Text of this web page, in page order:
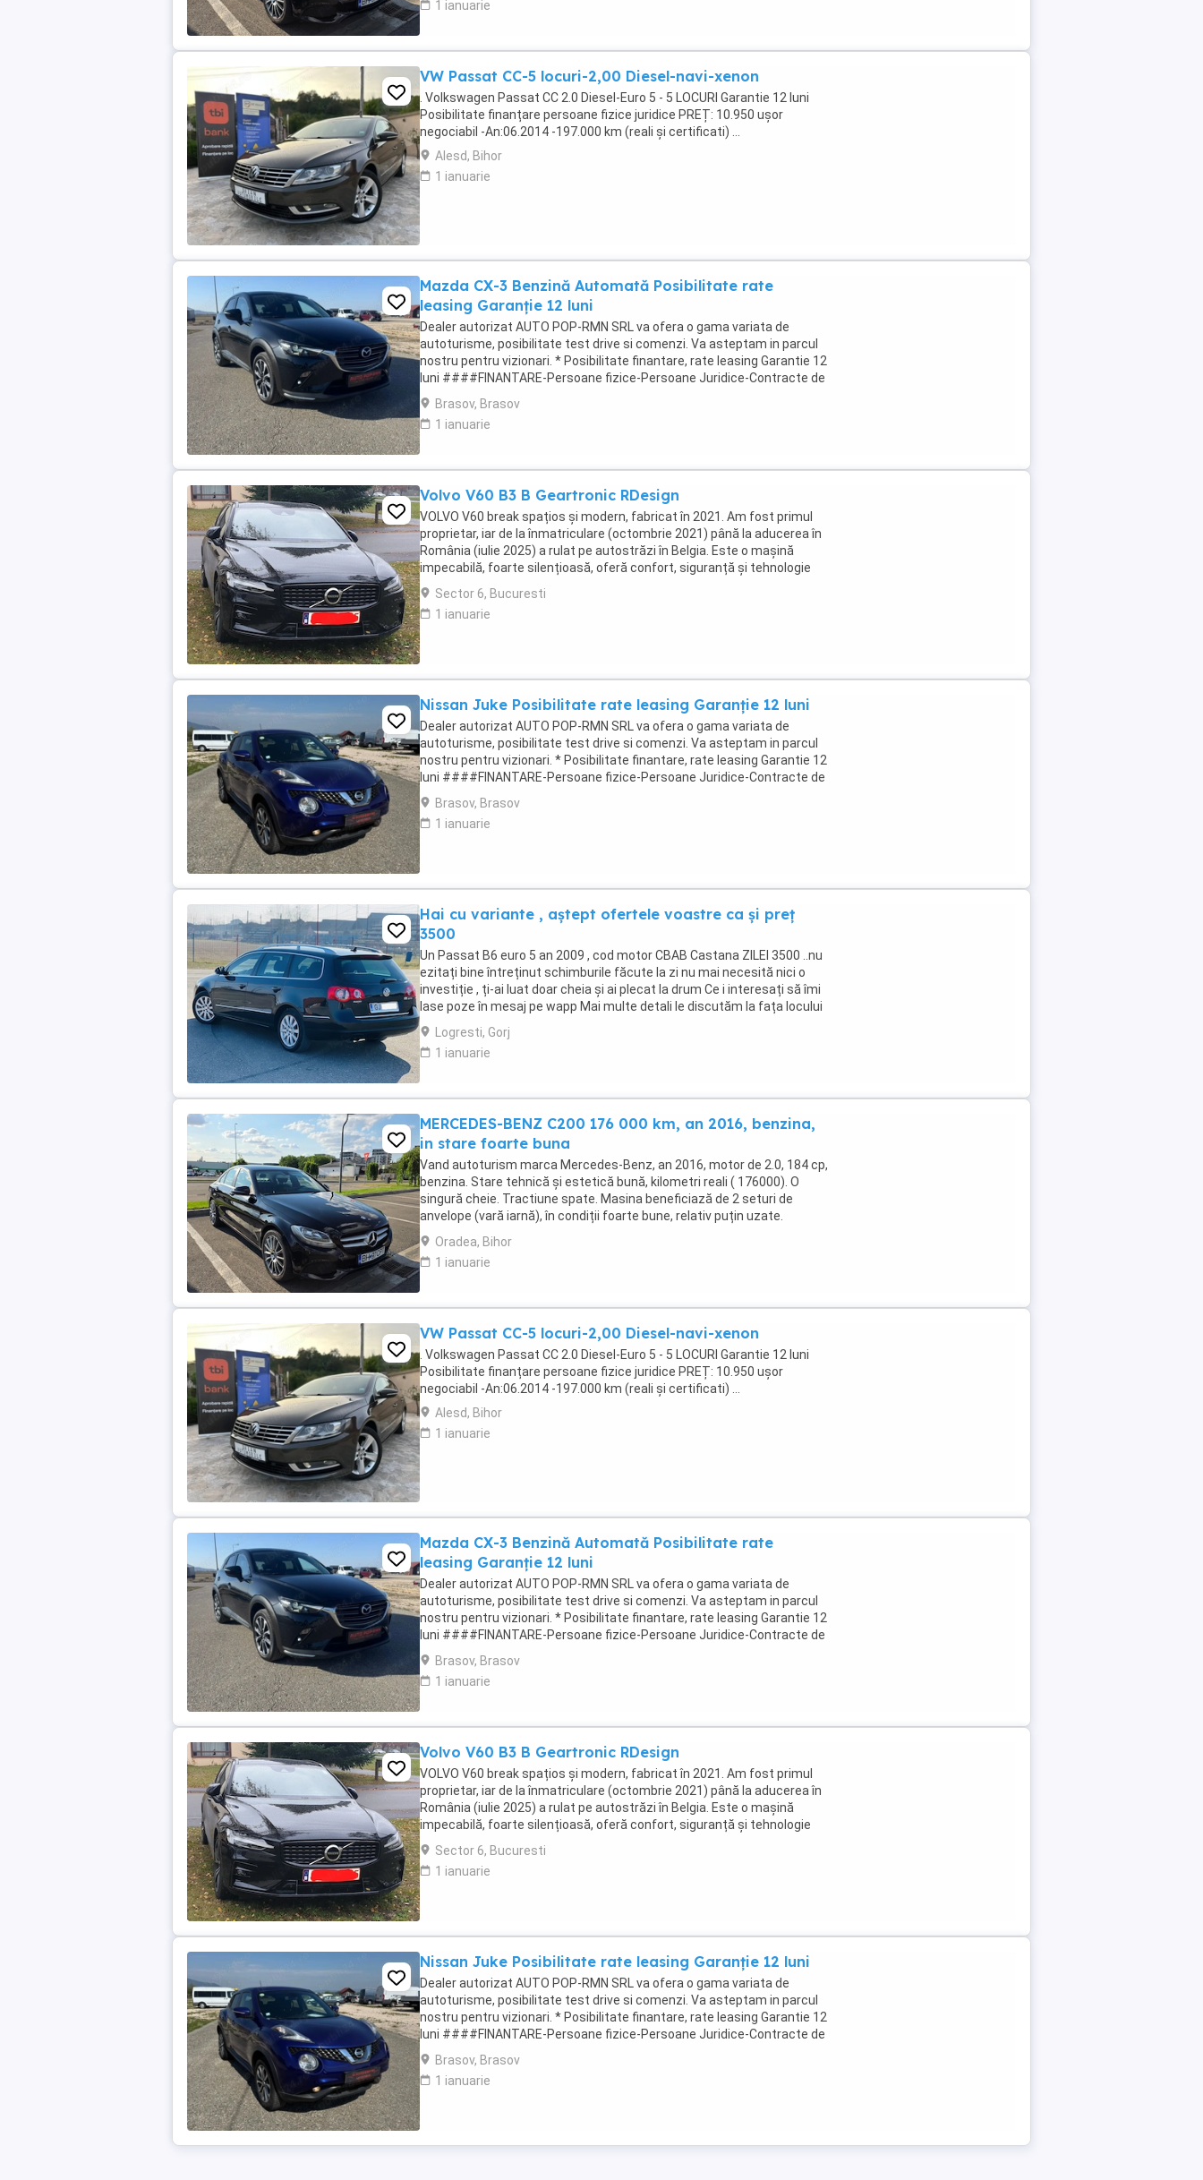
1 ianuarie
VW Passat CC-5 locuri-2,00 Diesel-navi-xenon
. Volkswagen Passat CC 2.0 Diesel-Euro 5 - 5 LOCURI Garantie 12 luni
Posibilitate finanțare persoane fizice juridice PREȚ: 10.950 ușor
negociabil -An:06.2014 -197.000 km (reali și certificati) ...
Alesd, Bihor
1 ianuarie
Mazda CX-3 Benzină Automată Posibilitate rate
leasing Garanție 12 luni
Dealer autorizat AUTO POP-RMN SRL va ofera o gama variata de
autoturisme, posibilitate test drive si comenzi. Va asteptam in parcul
nostru pentru vizionari. * Posibilitate finantare, rate leasing Garantie 12
luni ####FINANTARE-Persoane fizice-Persoane Juridice-Contracte de
munca in strainatate### ...
Brasov, Brasov
1 ianuarie
Volvo V60 B3 B Geartronic RDesign
VOLVO V60 break spațios și modern, fabricat în 2021. Am fost primul
proprietar, iar de la înmatriculare (octombrie 2021) până la aducerea în
România (iulie 2025) a rulat pe autostrăzi în Belgia. Este o mașină
impecabilă, foarte silențioasă, oferă confort, siguranță și tehnologie
avansată. Modelul ...
Sector 6, Bucuresti
1 ianuarie
Nissan Juke Posibilitate rate leasing Garanție 12 luni
Dealer autorizat AUTO POP-RMN SRL va ofera o gama variata de
autoturisme, posibilitate test drive si comenzi. Va asteptam in parcul
nostru pentru vizionari. * Posibilitate finantare, rate leasing Garantie 12
luni ####FINANTARE-Persoane fizice-Persoane Juridice-Contracte de
munca in strainatate###Posibilitate ...
Brasov, Brasov
1 ianuarie
Hai cu variante , aștept ofertele voastre ca și preț
3500
Un Passat B6 euro 5 an 2009 , cod motor CBAB Castana ZILEI 3500 ..nu
ezitați bine întreținut schimburile făcute la zi nu mai necesită nici o
investiție , ți-ai luat doar cheia și ai plecat la drum Ce i interesați să îmi
lase poze în mesaj pe wapp Mai multe detali le discutăm la fața locului
...
Logresti, Gorj
1 ianuarie
MERCEDES-BENZ C200 176 000 km, an 2016, benzina,
in stare foarte buna
Vand autoturism marca Mercedes-Benz, an 2016, motor de 2.0, 184 cp,
benzina. Stare tehnică și estetică bună, kilometri reali ( 176000). O
singură cheie. Tractiune spate. Masina beneficiază de 2 seturi de
anvelope (vară iarnă), în condiții foarte bune, relativ puțin uzate.
Schimburile de ulei și întreținerea ...
Oradea, Bihor
1 ianuarie
VW Passat CC-5 locuri-2,00 Diesel-navi-xenon
. Volkswagen Passat CC 2.0 Diesel-Euro 5 - 5 LOCURI Garantie 12 luni
Posibilitate finanțare persoane fizice juridice PREȚ: 10.950 ușor
negociabil -An:06.2014 -197.000 km (reali și certificati) ...
Alesd, Bihor
1 ianuarie
Mazda CX-3 Benzină Automată Posibilitate rate
leasing Garanție 12 luni
Dealer autorizat AUTO POP-RMN SRL va ofera o gama variata de
autoturisme, posibilitate test drive si comenzi. Va asteptam in parcul
nostru pentru vizionari. * Posibilitate finantare, rate leasing Garantie 12
luni ####FINANTARE-Persoane fizice-Persoane Juridice-Contracte de
munca in strainatate### ...
Brasov, Brasov
1 ianuarie
Volvo V60 B3 B Geartronic RDesign
VOLVO V60 break spațios și modern, fabricat în 2021. Am fost primul
proprietar, iar de la înmatriculare (octombrie 2021) până la aducerea în
România (iulie 2025) a rulat pe autostrăzi în Belgia. Este o mașină
impecabilă, foarte silențioasă, oferă confort, siguranță și tehnologie
avansată. Modelul ...
Sector 6, Bucuresti
1 ianuarie
Nissan Juke Posibilitate rate leasing Garanție 12 luni
Dealer autorizat AUTO POP-RMN SRL va ofera o gama variata de
autoturisme, posibilitate test drive si comenzi. Va asteptam in parcul
nostru pentru vizionari. * Posibilitate finantare, rate leasing Garantie 12
luni ####FINANTARE-Persoane fizice-Persoane Juridice-Contracte de
munca in strainatate###Posibilitate ...
Brasov, Brasov
1 ianuarie